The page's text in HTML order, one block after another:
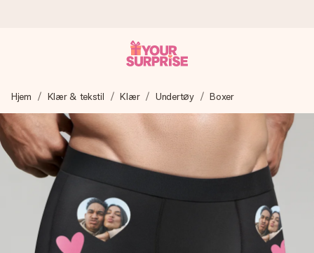
Vi lager dine gaver med omtanke og sender den avgårde så
raskt som mulig - slik at du kan gi gaven i tide, når den betyr
aller mest.
4,5 (basert på +15 000 anmeldelser)
Gavene våre inspirerer. Kundene gir oss 4,5 på Google
Reviews.
Hjem Klær & tekstil Klær Undertøy Boxer